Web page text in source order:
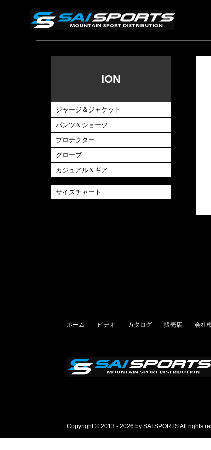
ION
ジャージ＆ジャケット
パンツ＆ショーツ
プロテクター
グローブ
カジュアル＆ギア
サイズチャート
ホーム ビデオ カタログ 販売店 会社
Copyright © 2013 - 2026 by SAI SPORTS All rights